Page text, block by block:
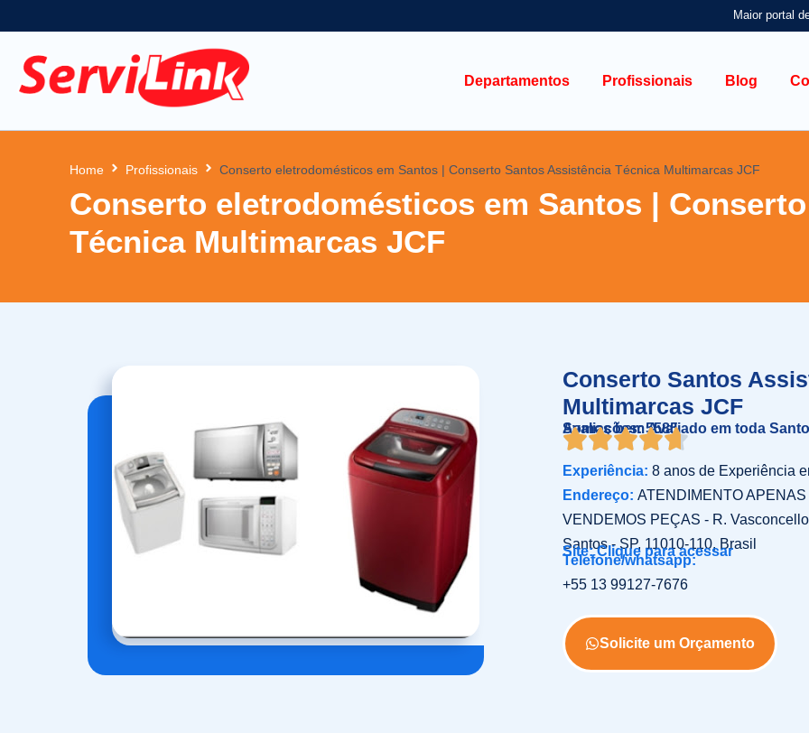
Maior portal
Departamentos Profissionais Blog
Home Profissionais Conserto eletrodomésticos em Santos | Conserto Santos Assistência Técnica Multimarcas JCF
Conserto eletrodomésticos em Santos |
Técnica Multimarcas JCF
Conserto Santos
Multimarcas JCF
Somos bem Avaliado em toda
Avaliações: 5585
Experiência: 8 anos de Experiência
Endereço: ATENDIMENTO
VENDEMOS PEÇAS - R.
Santos - SP, 11010-110, Brasil
Site: Clique para acessar
Telefone/whatsapp:
+55 13 99127-7676
Solicite um Orçamento